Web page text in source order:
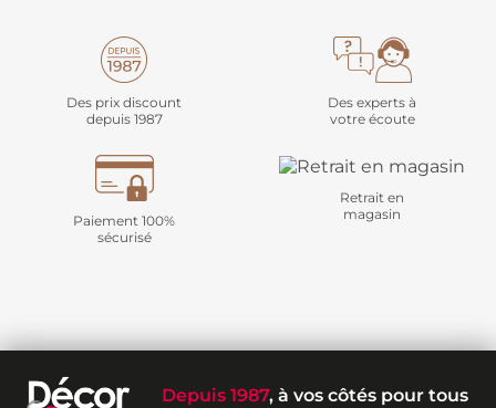
Des prix discount
depuis 1987
Des experts à
votre écoute
Paiement 100%
sécurisé
Retrait en
magasin
Depuis 1987, à vos côtés pour tous